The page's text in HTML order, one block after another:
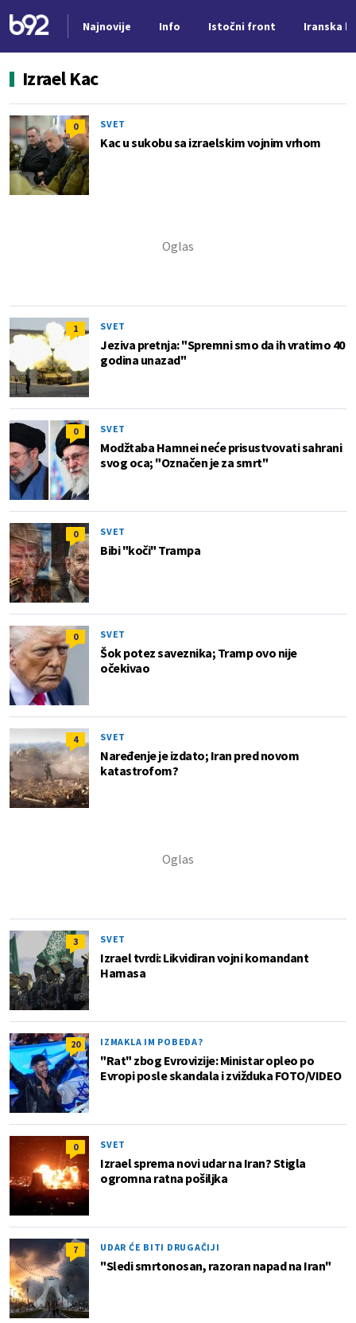
Najnovije Info Istočni front Iranska
Izrael Kac
0 SVET
Kac u sukobu sa izraelskim vojnim vrhom
1 SVET
Jeziva pretnja: "Spremni smo da ih vratimo 40
godina unazad"
0 SVET
Modžtaba Hamnei neće prisustvovati sahrani
svog oca; "Označen je za smrt"
0 SVET
Bibi "koči" Trampa
0 SVET
Šok potez saveznika; Tramp ovo nije
očekivao
4 SVET
Naređenje je izdato; Iran pred novom
katastrofom?
3 SVET
Izrael tvrdi: Likvidiran vojni komandant
Hamasa
20 IZMAKLA IM POBEDA?
"Rat" zbog Evrovizije: Ministar opleo po
Evropi posle skandala i zvižduka FOTO/VIDEO
0 SVET
Izrael sprema novi udar na Iran? Stigla
ogromna ratna pošiljka
7 UDAR ĆE BITI DRUGAČIJI
"Sledi smrtonosan, razoran napad na Iran"